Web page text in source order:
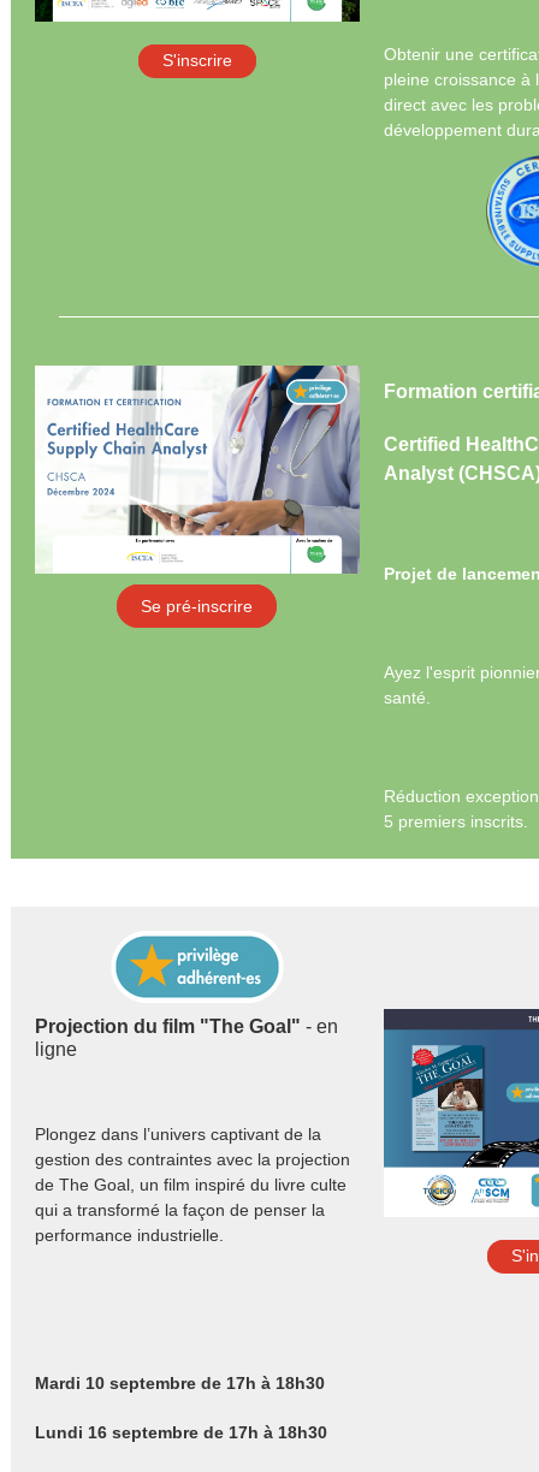
S'inscrire
Obtenir une
pleine croissance à
direct avec les
développement
Se pré-inscrire
Formation
Certified
Analyst
Projet de
Ayez l'esprit
santé.
Réduction
5 premiers inscrits.
Projection du film "The Goal" - en
ligne
Plongez dans l’univers captivant de la
gestion des contraintes avec la projection
de The Goal, un film inspiré du livre culte
qui a transformé la façon de penser la
performance industrielle.
Mardi 10 septembre de 17h à 18h30
Lundi 16 septembre de 17h à 18h30